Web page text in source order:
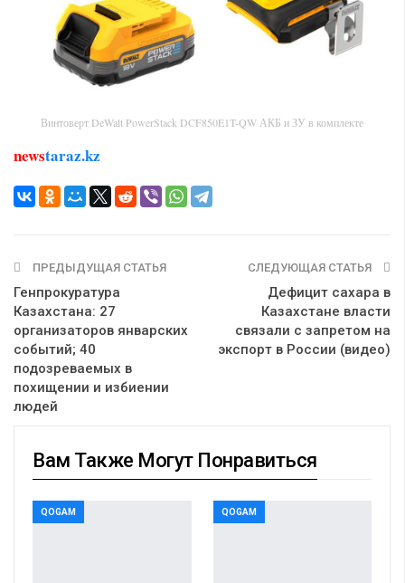
Винтоверт DeWalt PowerStack DCF850E1T-QW АКБ и ЗУ в комплекте
newstaraz.kz
ПРЕДЫДУЩАЯ СТАТЬЯ
Генпрокуратура
Казахстана: 27
организаторов январских
событий; 40
подозреваемых в
похищении и избиении
людей
СЛЕДУЮЩАЯ СТАТЬЯ
Дефицит сахара в
Казахстане власти
связали с запретом на
экспорт в России (видео)
Вам Также Могут Понравиться
QOGAM QOGAM